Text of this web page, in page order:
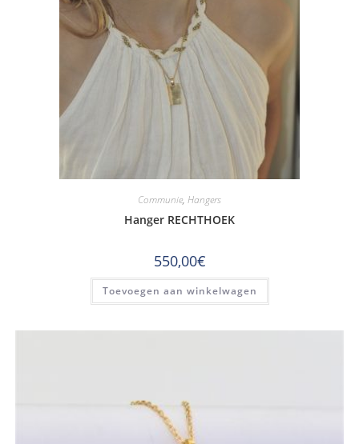
Communie, Hangers
Hanger RECHTHOEK
550,00€
Toevoegen aan winkelwagen